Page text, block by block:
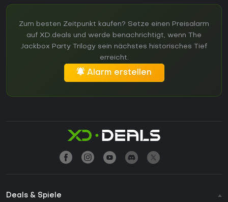
Zum besten Zeitpunkt kaufen? Setze einen Preisalarm
auf XD.deals und werde benachrichtigt, wenn The
Jackbox Party Trilogy sein nächstes historisches Tief
erreicht.
Alarm erstellen
Deals & Spiele